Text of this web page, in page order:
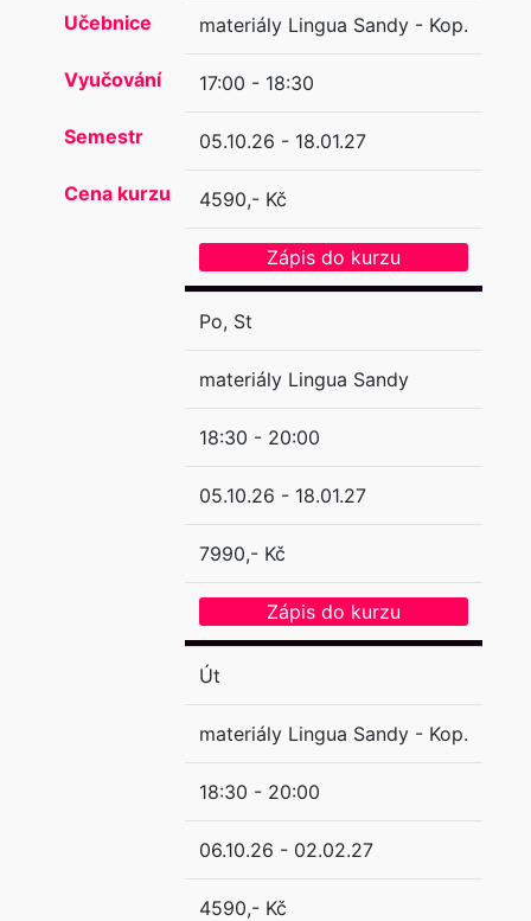
Učebnice
Vyučování
Semestr
Cena kurzu
materiály Lingua Sandy - Kop.
17:00 - 18:30
05.10.26 - 18.01.27
4590,- Kč
Zápis do kurzu
Po, St
materiály Lingua Sandy
18:30 - 20:00
05.10.26 - 18.01.27
7990,- Kč
Zápis do kurzu
Út
materiály Lingua Sandy - Kop.
18:30 - 20:00
06.10.26 - 02.02.27
4590,- Kč